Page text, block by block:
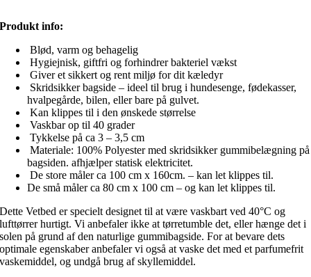
Produkt info:
Blød, varm og behagelig
Hygiejnisk, giftfri og forhindrer bakteriel vækst
Giver et sikkert og rent miljø for dit kæledyr
Skridsikker bagside – ideel til brug i hundesenge, fødekasser,
hvalpegårde, bilen, eller bare på gulvet.
Kan klippes til i den ønskede størrelse
Vaskbar op til 40 grader
Tykkelse på ca 3 – 3,5 cm
Materiale: 100% Polyester med skridsikker gummibelægning på
bagsiden. afhjælper statisk elektricitet.
De store måler ca 100 cm x 160cm. – kan let klippes til.
De små måler ca 80 cm x 100 cm – og kan let klippes til.
Dette Vetbed er specielt designet til at være vaskbart ved 40°C og
lufttørrer hurtigt. Vi anbefaler ikke at tørretumble det, eller hænge det i
solen på grund af den naturlige gummibagside. For at bevare dets
optimale egenskaber anbefaler vi også at vaske det med et parfumefrit
vaskemiddel, og undgå brug af skyllemiddel.